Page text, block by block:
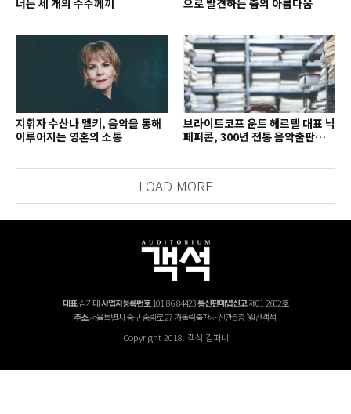
지휘자 수산나 멜키, 음악을 통해
이루어지는 영혼의 소통
브라이트코프 운트 헤르텔 대표 닉
페퍼콘, 300년 전통 음악출판사의
LOAD MORE
대표김기태사업자등록번호101-86-84423통신판매업신고제01-2602호
주소서울특별시 중구 중림로 27 가톨릭출판사 신관 5층 '월간객석'
Copyright 2018. 객석 컴퍼니